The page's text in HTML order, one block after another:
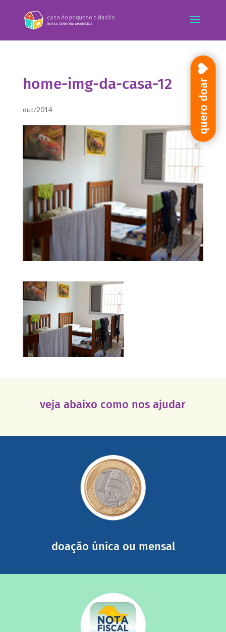
home-img-da-casa-12
out/2014
veja abaixo como nos ajudar
doação única ou mensal
mail mostrando tudo o que fizemos com a sua ajuda
somada a de outras pessoas.
saiba mais
quero doar